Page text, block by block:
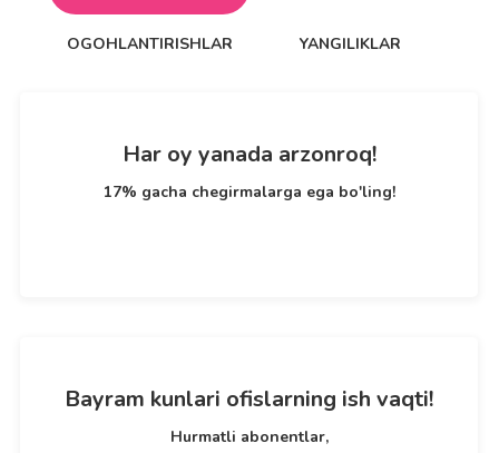
OGOHLANTIRISHLAR YANGILIKLAR
Har oy yanada arzonroq!
17% gacha chegirmalarga ega bo'ling!
Bayram kunlari ofislarning ish vaqti!
Hurmatli abonentlar,